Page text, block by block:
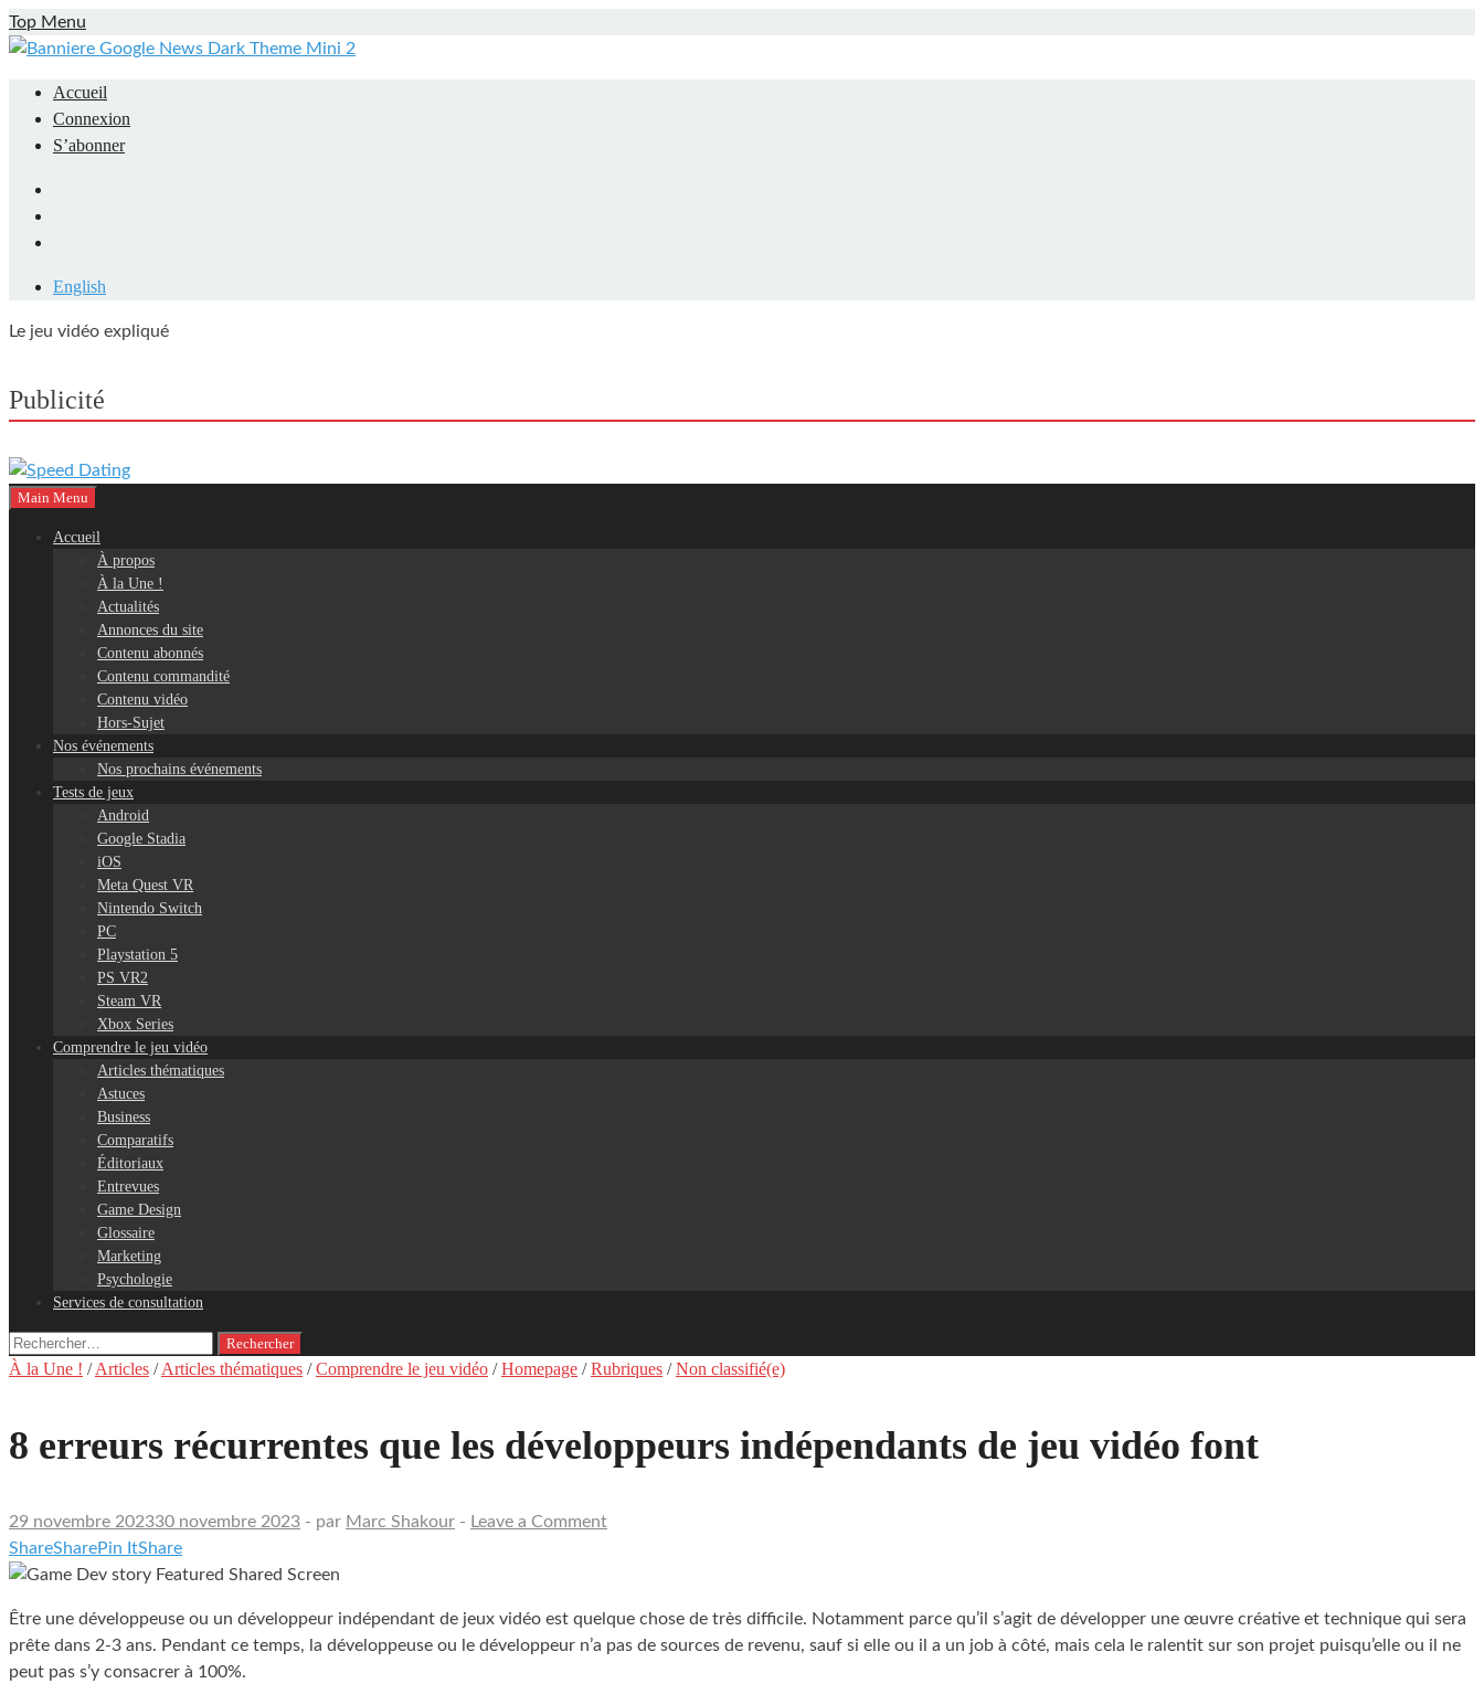
Skip
to
Top Menu
Accueil
Connexion
S’abonner
English
Le jeu vidéo expliqué
Publicité
Main Menu
Accueil
À propos
À la Une !
Actualités
Annonces du site
Contenu abonnés
Contenu commandité
Contenu vidéo
Hors-Sujet
Nos événements
Nos prochains événements
Tests de jeux
Android
Google Stadia
iOS
Meta Quest VR
Nintendo Switch
PC
Playstation 5
PS VR2
Steam VR
Xbox Series
Comprendre le jeu vidéo
Articles thématiques
Astuces
Business
Comparatifs
Éditoriaux
Entrevues
Game Design
Glossaire
Marketing
Psychologie
Services de consultation
Rechercher :
À la Une ! /Articles /Articles thématiques /Comprendre le jeu vidéo /Homepage /Rubriques /Non classifié(e)
8 erreurs récurrentes que les développeurs indépendants de jeu vidéo font
29 novembre 202330 novembre 2023 - par Marc Shakour - Leave a Comment
ShareSharePin ItShare
Être une développeuse ou un développeur indépendant de jeux vidéo est quelque chose de très difficile. Notamment parce qu’il s’agit de développer une œuvre créative et technique qui sera
prête dans 2-3 ans. Pendant ce temps, la développeuse ou le développeur n’a pas de sources de revenu, sauf si elle ou il a un job à côté, mais cela le ralentit sur son projet puisqu’elle ou il ne
peut pas s’y consacrer à 100%.